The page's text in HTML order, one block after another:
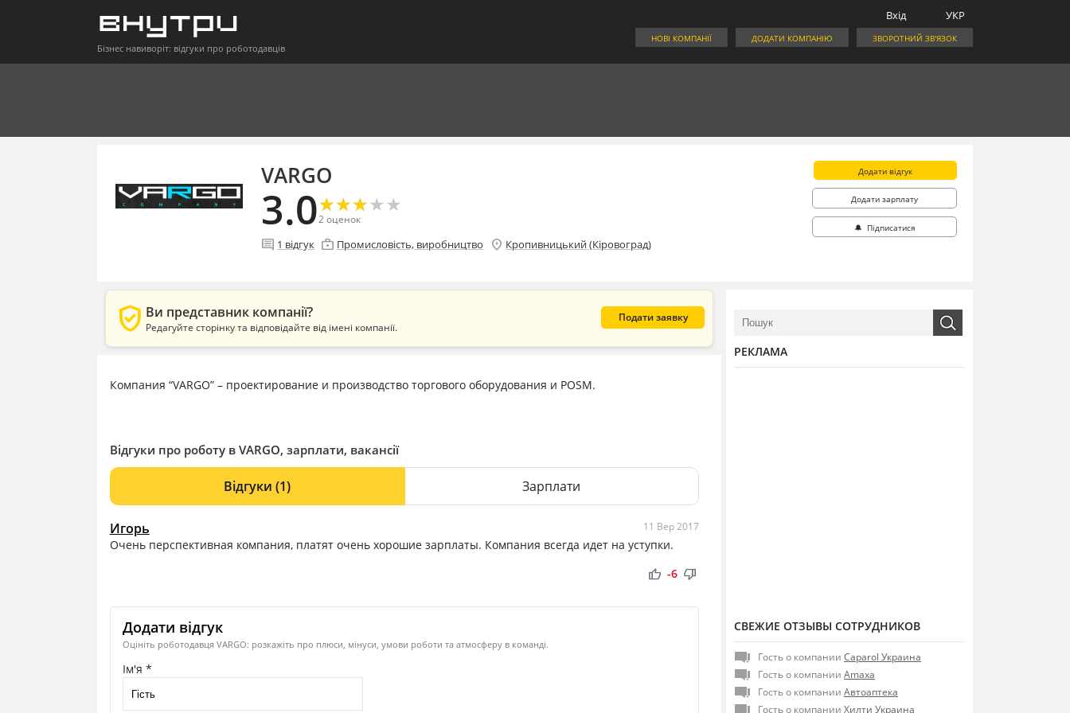
Бізнес навиворіт: відгуки про роботодавців
УКР
Вхід
ЗВОРОТНИЙ ЗВ'ЯЗОК
ДОДАТИ КОМПАНІЮ
НОВІ КОМПАНІЇ
VARGO
3.0★
★★
★★
★★
★★
★
2оценок
comment 1 відгук enterprise Промисловість, виробництво location_on Кропивницький (Кіровоград)
Додати відгук
Додати зарплату
🔔 Підписатися
verified_user Ви представник компанії?
Редагуйте сторінку та відповідайте від імені компанії.
Подати заявку
Компания “VARGO” – проектирование и производство торгового оборудования и POSM.
Відгуки про роботу в VARGO, зарплати, вакансії
Відгуки(1) Зарплати
Игорь 11 Вер 2017
Очень перспективная компания, платят очень хорошие зарплаты. Компания всегда идет на уступки.
thumb_up thumb_down
-6
Додати відгук
Оцініть роботодавця VARGO: розкажіть про плюси, мінуси, умови роботи та атмосферу в команді.
Ім'я *
РЕКЛАМА
СВЕЖИЕ ОТЗЫВЫ СОТРУДНИКОВ
Гость о компании Caparol Украина
Гость о компании Amaxa
Гость о компании Автоаптека
Гость о компании Хилти Украина